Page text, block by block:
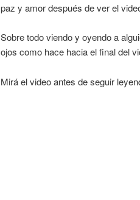
paz y amor después de ver el
Sobre todo viendo y oyendo a
ojos como hace hacia el final del
Mirá el video antes de seguir